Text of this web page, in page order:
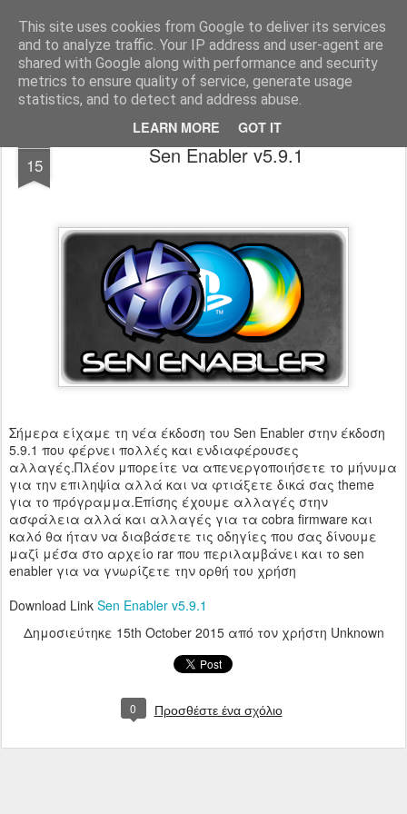
This site uses cookies from Google to deliver its services
and to analyze traffic. Your IP address and user-agent are
shared with Google along with performance and security
metrics to ensure quality of service, generate usage
statistics, and to detect and address abuse.
LEARN MORE GOT IT
www.psjailbreak.gr Καλωσήρθατε στο No1 site για τις κονσόλες Playstation στην Ελλάδα
Pages
15 Sen Enabler v5.9.1
Σήμερα είχαμε τη νέα έκδοση του Sen Enabler στην έκδοση
5.9.1 που φέρνει πολλές και ενδιαφέρουσες
αλλαγές.Πλέον μπορείτε να απενεργοποιήσετε το μήνυμα
για την επιληψία αλλά και να φτιάξετε δικά σας theme
για το πρόγραμμα.Επίσης έχουμε αλλαγές στην
ασφάλεια αλλά και αλλαγές για τα cobra firmware και
καλό θα ήταν να διαβάσετε τις οδηγίες που σας δίνουμε
μαζί μέσα στο αρχείο rar που περιλαμβάνει και το sen
enabler για να γνωρίζετε την ορθή του χρήση
Download Link Sen Enabler v5.9.1
Δημοσιεύτηκε 15th October 2015από τον χρήστη Unknown
0 Προσθέστε ένα σχόλιο